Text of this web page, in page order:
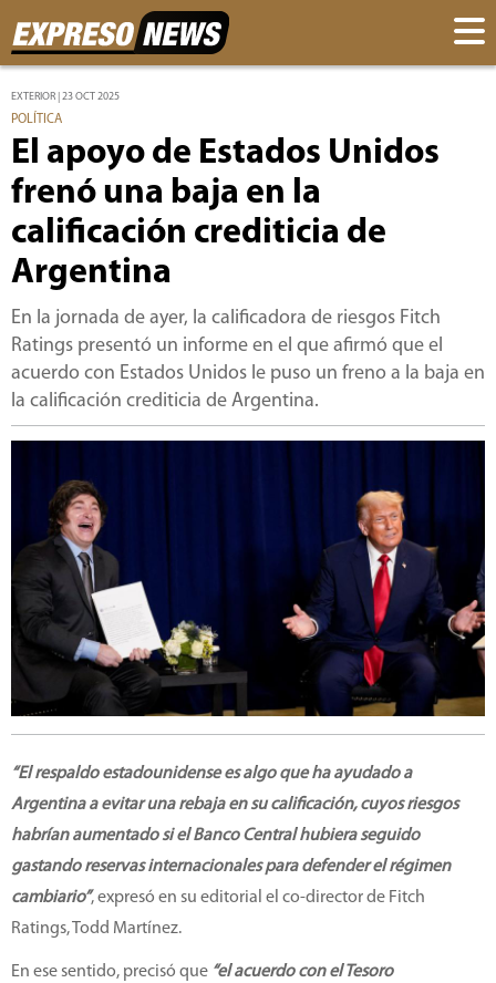
EXTERIOR | 23 OCT 2025
POLÍTICA
El apoyo de Estados Unidos
frenó una baja en la
calificación crediticia de
Argentina
En la jornada de ayer, la calificadora de riesgos Fitch
Ratings presentó un informe en el que afirmó que el
acuerdo con Estados Unidos le puso un freno a la baja en
la calificación crediticia de Argentina.
“El respaldo estadounidense es algo que ha ayudado a
Argentina a evitar una rebaja en su calificación, cuyos riesgos
habrían aumentado si el Banco Central hubiera seguido
gastando reservas internacionales para defender el régimen
cambiario”, expresó en su editorial el co-director de Fitch
Ratings, Todd Martínez.
En ese sentido, precisó que “el acuerdo con el Tesoro